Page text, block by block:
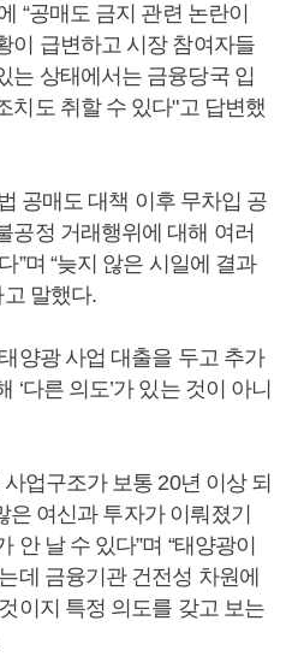
“공매도 금지 관련 논란이
이 급변하고 시장 참여자들
는 상태에서는 금융당국 입
치도 취할 수 있다"고 답변했
공매도 대책 이후 무차입 공
공정 거래행위에 대해 여러
”며 “늦지 않은 시일에 결과
말했다.
양광 사업 대출을 두고 추가
다른 의도’가 있는 것이 아니
업구조가 보통 20년 이상 되
여신과 투자가 이뤄졌기
날 수 있다”며 “태양광이
데 금융기관 건전성 차원에
이지 특정 의도를 갖고 보는